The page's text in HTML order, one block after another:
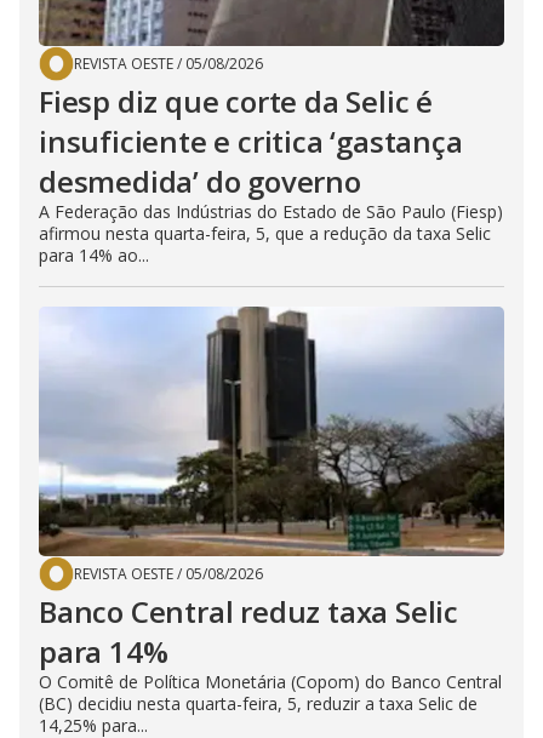
REVISTA OESTE/ 05/08/2026
Fiesp diz que corte da Selic é
insuficiente e critica ‘gastança
desmedida’ do governo
A Federação das Indústrias do Estado de São Paulo (Fiesp)
afirmou nesta quarta-feira, 5, que a redução da taxa Selic
para 14% ao...
REVISTA OESTE/ 05/08/2026
Banco Central reduz taxa Selic
para 14%
O Comitê de Política Monetária (Copom) do Banco Central
(BC) decidiu nesta quarta-feira, 5, reduzir a taxa Selic de
14,25% para...